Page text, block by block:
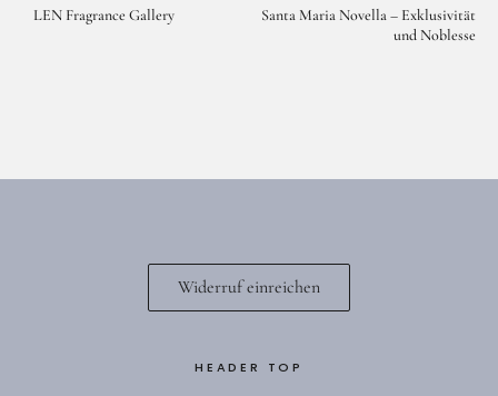
LEN Fragrance Gallery
Santa Maria Novella – Exklusivität
und Noblesse
Widerruf einreichen
HEADER TOP